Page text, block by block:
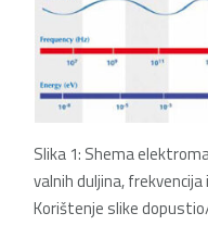
Slika 1: Shema
valnih duljina, frekvencija
Korištenje slike